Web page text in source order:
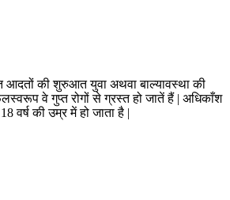
आदतों की शुरुआत युवा अथवा बाल्यावस्था की
वे गुप्त रोगों से ग्रस्त हो जातें हैं | अधिकाँश
वर्ष की उम्र में हो जाता है |